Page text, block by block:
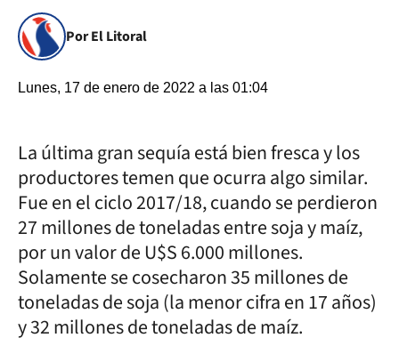
Por El Litoral
Lunes, 17 de enero de 2022 a las 01:04
La última gran sequía está bien fresca y los
productores temen que ocurra algo similar.
Fue en el ciclo 2017/18, cuando se perdieron
27 millones de toneladas entre soja y maíz,
por un valor de U$S 6.000 millones.
Solamente se cosecharon 35 millones de
toneladas de soja (la menor cifra en 17 años)
y 32 millones de toneladas de maíz.